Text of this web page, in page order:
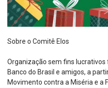
Sobre o Comitê Elos
Organização sem fins
Banco do Brasil e amigos, a
Movimento contra a Miséria e a